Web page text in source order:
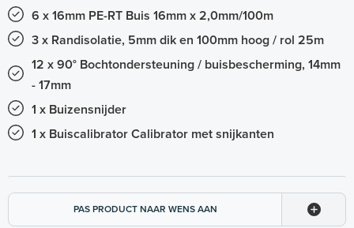
6 x 16mm PE-RT Buis 16mm x 2,0mm/100m
3 x Randisolatie, 5mm dik en 100mm hoog / rol 25m
12 x 90° Bochtondersteuning / buisbescherming, 14mm
- 17mm
1 x Buizensnijder
1 x Buiscalibrator Calibrator met snijkanten
PAS PRODUCT NAAR WENS AAN